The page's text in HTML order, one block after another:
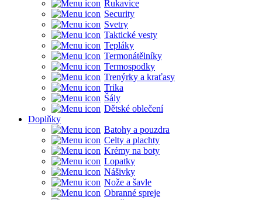
Rukavice
Security
Svetry
Taktické vesty
Tepláky
Termonátělníky
Termospodky
Trenýrky a kraťasy
Trika
Šály
Dětské oblečení
Doplňky
Batohy a pouzdra
Celty a plachty
Krémy na boty
Lopatky
Nášivky
Nože a šavle
Obranné spreje